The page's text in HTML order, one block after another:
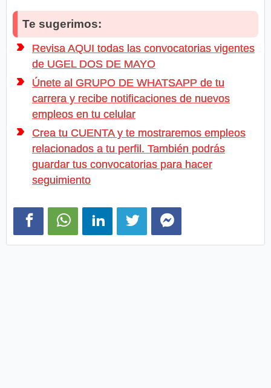
Te sugerimos:
Revisa AQUI todas las convocatorias vigentes
de UGEL DOS DE MAYO
Únete al GRUPO DE WHATSAPP de tu
carrera y recibe notificaciones de nuevos
empleos en tu celular
Crea tu CUENTA y te mostraremos empleos
relacionados a tu perfil. También podrás
guardar tus convocatorias para hacer
seguimiento